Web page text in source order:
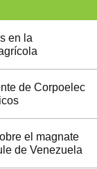
en la
de Corpoelec
el magnate
de Venezuela